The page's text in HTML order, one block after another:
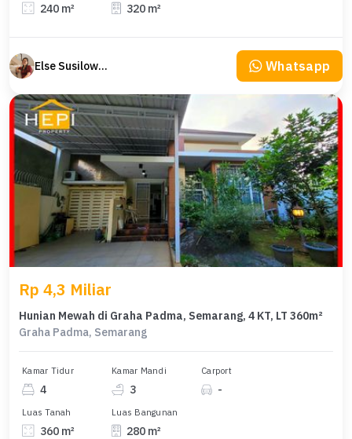
240 m² 320 m²
Else Susilowaty Whatsapp
Rp 4,3 Miliar
Hunian Mewah di Graha Padma, Semarang, 4 KT, LT 360m²
Graha Padma, Semarang
Kamar Tidur
4
Kamar Mandi
3
Carport
-
Luas Tanah
360 m²
Luas Bangunan
280 m²